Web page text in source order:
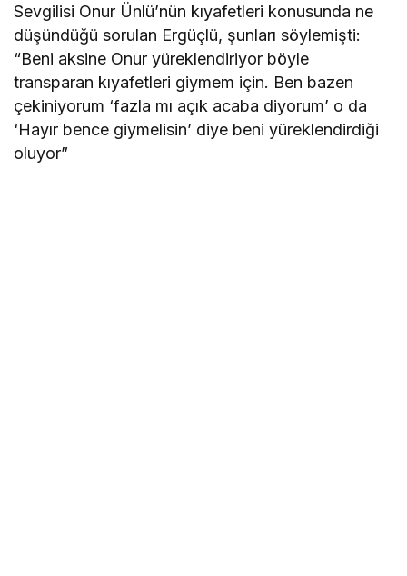
Sevgilisi Onur Ünlü’nün kıyafetleri konusunda ne
düşündüğü sorulan Ergüçlü, şunları söylemişti:
“Beni aksine Onur yüreklendiriyor böyle
transparan kıyafetleri giymem için. Ben bazen
çekiniyorum ‘fazla mı açık acaba diyorum’ o da
‘Hayır bence giymelisin’ diye beni yüreklendirdiği
oluyor”